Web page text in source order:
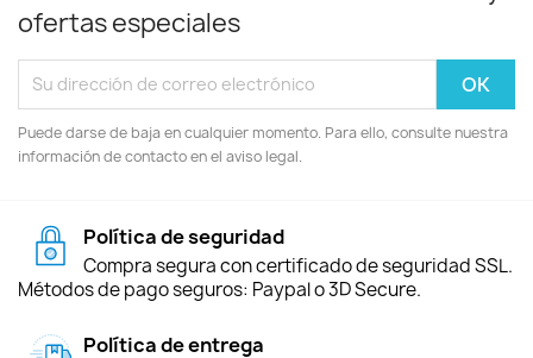
ofertas especiales
Puede darse de baja en cualquier momento. Para ello, consulte nuestra
información de contacto en el aviso legal.
Política de seguridad
Compra segura con certificado de seguridad SSL.
Métodos de pago seguros: Paypal o 3D Secure.
Política de entrega